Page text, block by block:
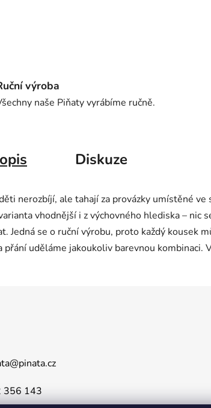
výroba
naše Piňaty vyrábíme ručně.
Diskuze
nerozbíjí, ale tahají za provázky umístěné ve
vhodnější i z výchovného hlediska – nic
Jedná se o ruční výrobu, proto každý kousek
uděláme jakoukoliv barevnou kombinaci.
@pinata.cz
356 143